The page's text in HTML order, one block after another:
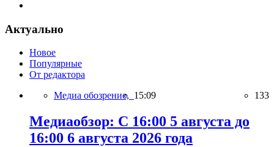
Актуально
Новое
Популярные
От редактора
Медиа обозрение, 15:09 133
Медиаобзор: С 16:00 5 августа до
16:00 6 августа 2026 года